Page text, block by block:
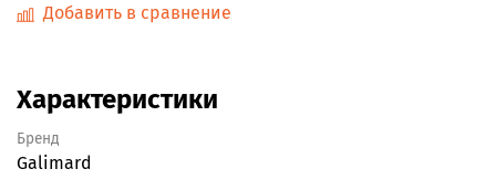
Добавить в сравнение
Характеристики
Бренд
Galimard